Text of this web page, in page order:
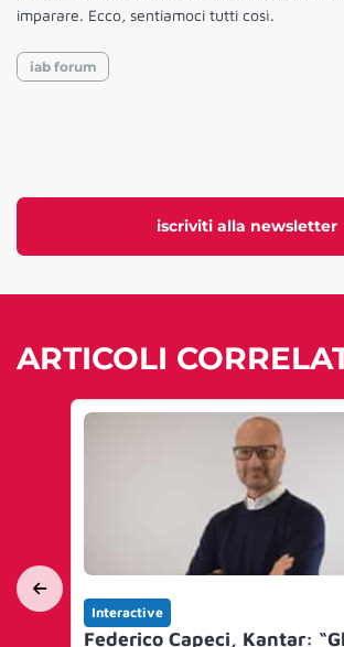
iscriviti alla newsletter
imparare. Ecco, sentiamoci tutti così.
iab forum
ARTICOLI
Interactive
Federico Capeci, Kantar: